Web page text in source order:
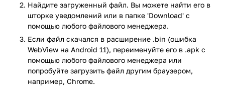
требованиях к обучению, но, судя по тому, что я собрал из
различных источников, ожидает соответствия следующим
стандартам: носители английского языка и не носители
языка (учителя должны хорошо владеть английским
языком). Опыт преподавания предпочтительнее Некоторые
источники утверждают, что степень бакалавра (или
получение степени бакалавра) предпочтительнее, но на
сайте Skyeng это открыто не говорится. Так что, если он у
Найдите загруженный файл. Вы можете найти его в
шторке уведомлений или в папке 'Download' с
помощью любого файлового менеджера.
Если файл скачался в расширение .bin (ошибка
WebView на Android 11), переименуйте его в .apk с
помощью любого файлового менеджера или
попробуйте загрузить файл другим браузером,
например, Chrome.